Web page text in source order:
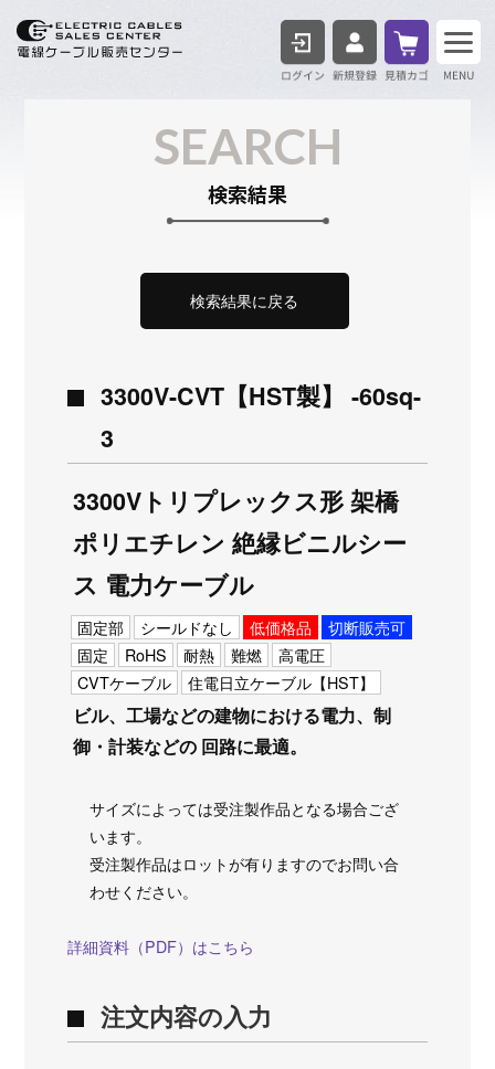
ログイン 見積
SEARCH
検索結果
検索結果に戻る
3300V-CVT【HST製】 -60sq-
3
3300Vトリプレックス形 架橋
ポリエチレン 絶縁ビニルシー
ス 電力ケーブル
固定部 シールドなし 低価格品
切断販売可
固定
RoHS 耐熱 難燃
高電圧
CVTケーブル
住電日立ケーブル【HST】
ビル、工場などの建物における電力、制
御・計装などの 回路に最適。
サイズによっては受注製作品となる場合ござ
います。
受注製作品はロットが有りますのでお問い合
わせください。
詳細資料（PDF）はこちら
注文内容の入力